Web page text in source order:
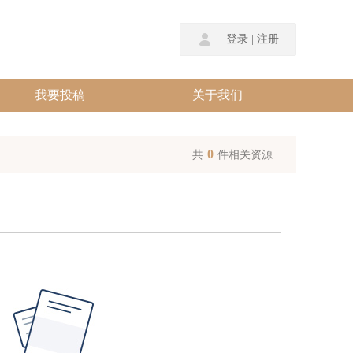
登录 注册
我要投稿 关于我们
共 0 件相关资源